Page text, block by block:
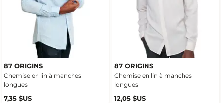
87 ORIGINS
Chemise en lin à manches
longues
7,35 $US
87 ORIGINS
Chemise en lin à manches
longues
12,05 $US